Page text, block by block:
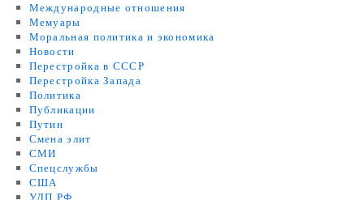
Международные отношения
Мемуары
Моральная политика и экономика
Новости
Перестройка в СССР
Перестройка Запада
Политика
Публикации
Путин
Смена элит
СМИ
Спецслужбы
США
УДП РФ